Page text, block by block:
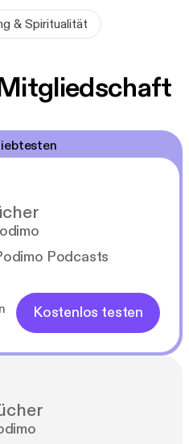
& Spiritualität
Podcasts
Kostenlos testen